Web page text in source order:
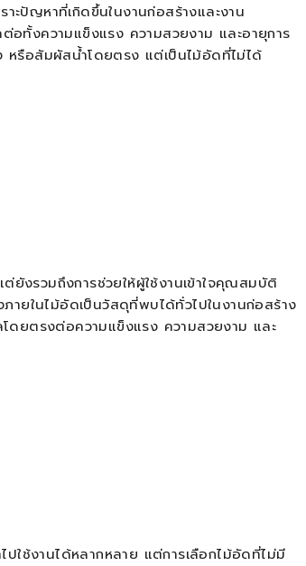
ะปัญหาที่เกิดขึ้นในงานก่อสร้างและงาน
อทั้งความแข็งแรง ความสวยงาม และอายุการ
หรือสัมผัสน้ำโดยตรง แต่เป็นไม้อัดที่ไม่ได้
งรวมถึงการช่วยให้ผู้ใช้งานเข้าใจคุณสมบัติ
ายในไม้อัดเป็นวัสดุที่พบได้ทั่วไปในงานก่อสร้าง
ดยตรงต่อความแข็งแรง ความสวยงาม และ
ใช้งานได้หลากหลาย แต่การเลือกไม้อัดที่ไม่มี